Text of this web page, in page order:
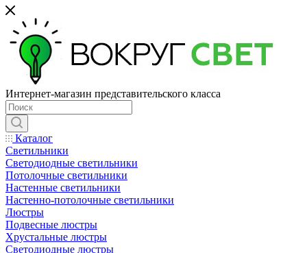
Интернет-магазин представительского класса
Каталог
Светильники
Светодиодные светильники
Потолочные светильники
Настенные светильники
Настенно-потолочные светильники
Люстры
Подвесные люстры
Хрустальные люстры
Светодиодные люстры